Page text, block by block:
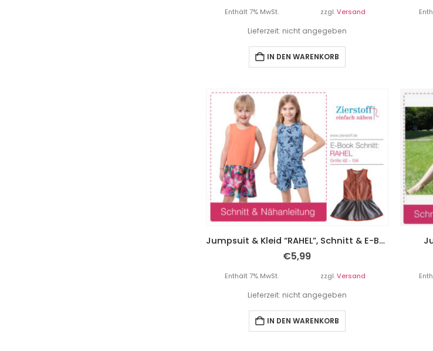
Enthält 7% MwSt. zzgl.Versand
Lieferzeit: nicht angegeben
IN DEN WARENKORB
Jumpsuit & Kleid “RAHEL”, Schnitt & E-Book, Gr. 62 – 104
€5,99
Enthält 7% MwSt. zzgl.Versand
Lieferzeit: nicht angegeben
IN DEN WARENKORB